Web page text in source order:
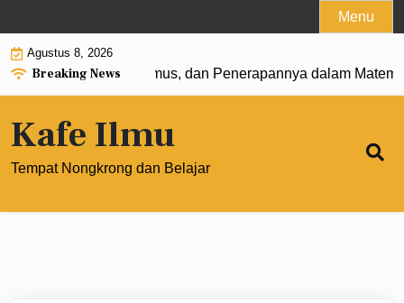
to
content
Menu
Agustus 8, 2026
Breaking News
0: Pengertian, Rumus, dan Penerapannya dalam
Kafe Ilmu
Tempat Nongkrong dan Belajar